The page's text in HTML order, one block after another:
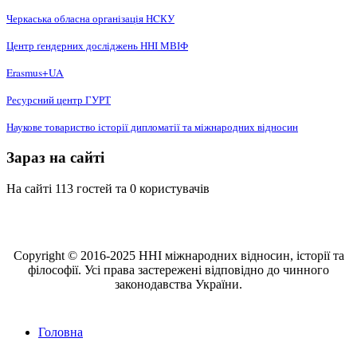
Черкаська обласна організація НCКУ
Центр ґендерних досліджень ННІ МВІФ
Erasmus+UA
Ресурсний центр ГУРТ
Наукове товариство історії дипломатії та міжнародних відносин
Зараз на сайті
На сайті 113 гостей та 0 користувачів
Copyright © 2016-2025 ННІ міжнародних відносин, історії та
філософії. Усі права застережені відповідно до чинного
законодавства України.
Головна